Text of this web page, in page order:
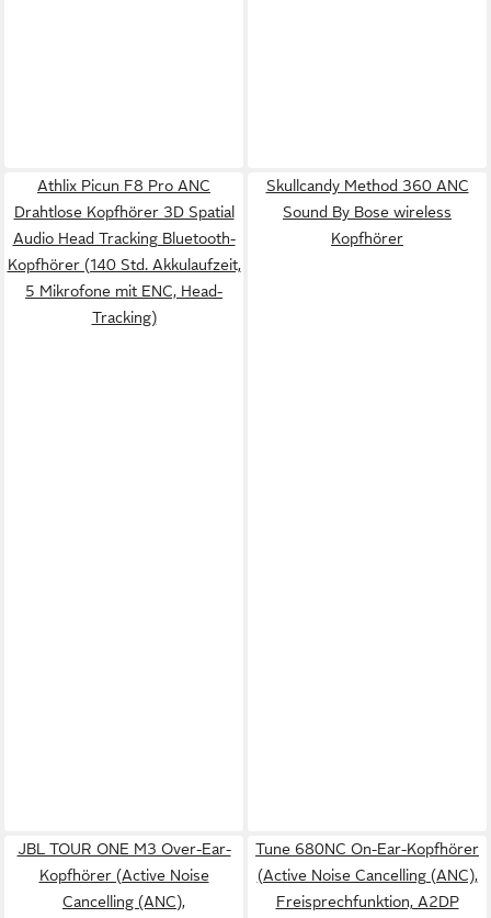
Athlix Picun F8 Pro ANC
Drahtlose Kopfhörer 3D Spatial
Audio Head Tracking Bluetooth-
Kopfhörer (140 Std. Akkulaufzeit,
5 Mikrofone mit ENC, Head-
Tracking)
Skullcandy Method 360 ANC
Sound By Bose wireless
Kopfhörer
JBL TOUR ONE M3 Over-Ear-
Kopfhörer (Active Noise
Cancelling (ANC),
Tune 680NC On-Ear-Kopfhörer
(Active Noise Cancelling (ANC),
Freisprechfunktion, A2DP